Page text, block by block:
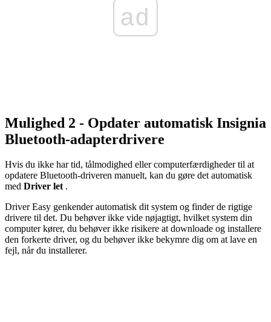
ad
Mulighed 2 - Opdater automatisk Insignia
Bluetooth-adapterdrivere
Hvis du ikke har tid, tålmodighed eller computerfærdigheder til at
opdatere Bluetooth-driveren manuelt, kan du gøre det automatisk
med Driver let .
Driver Easy genkender automatisk dit system og finder de rigtige
drivere til det. Du behøver ikke vide nøjagtigt, hvilket system din
computer kører, du behøver ikke risikere at downloade og installere
den forkerte driver, og du behøver ikke bekymre dig om at lave en
fejl, når du installerer.